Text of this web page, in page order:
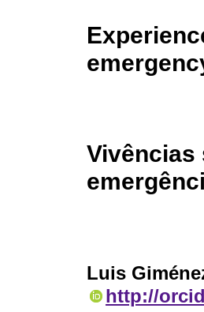
Vivências
Luis
http://